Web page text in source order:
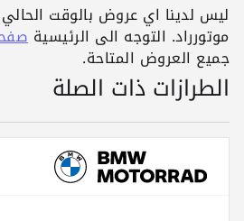
ليس لدينا اي عروض بالوقت
موتورراد. التوجه الى الرئيسية
جميع العروض المتاحة.
الطرازات ذات الصلة